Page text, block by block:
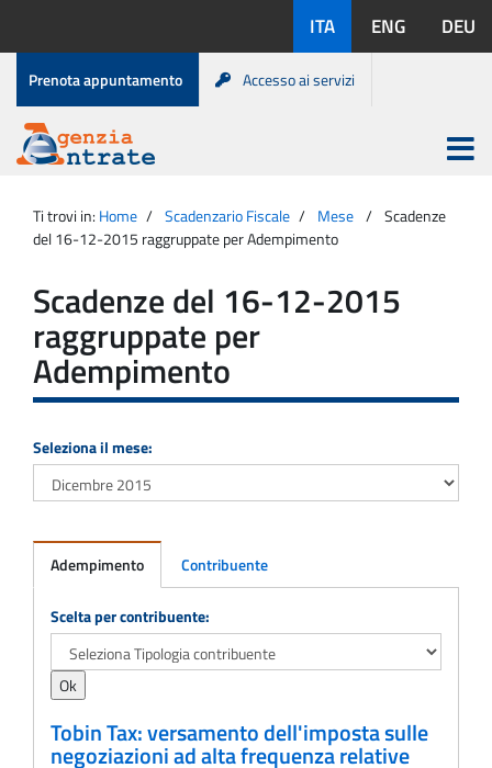
contenuto
disponibili:
ITA ENG DEU
Menu
di
servizio
Prenota appuntamento Accesso ai servizi
Agenzia
Entrate
Apri
menu
principale
Ti trovi in: Home Scadenzario Fiscale Mese
Scadenze
del 16-12-2015 raggruppate per Adempimento
Scadenze del 16-12-2015
raggruppate per
Adempimento
Seleziona il mese:
Adempimento Contribuente
Adempimento
Scelta per contribuente:
Tobin Tax: versamento dell'imposta sulle
negoziazioni ad alta frequenza relative